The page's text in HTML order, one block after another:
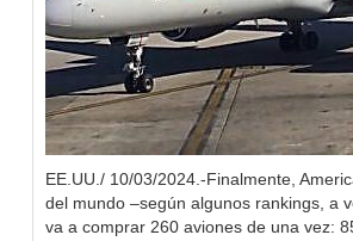
EE.UU./ 10/03/2024.-Finalmente,
del mundo –según algunos rankings, a
va a comprar 260 aviones de una vez: